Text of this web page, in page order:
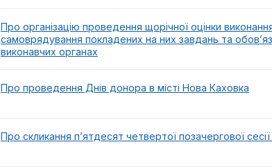
Про організацію проведення щорічної оцінки
самоврядування покладених на них завдань та
виконавчих органах
Про проведення Днів донора в місті Нова Каховка
Про скликання п’ятдесят четвертої позачергової